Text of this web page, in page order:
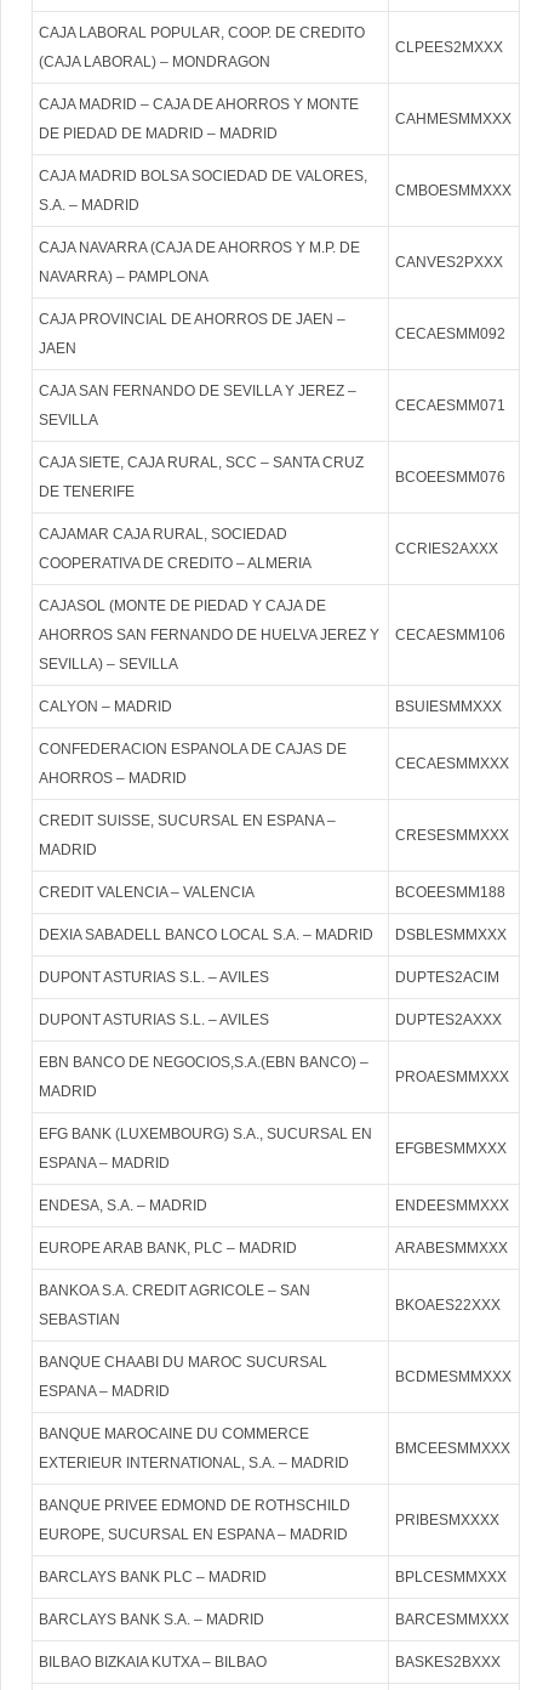
CAJA LABORAL POPULAR, COOP. DE CREDITO
(CAJA LABORAL) – MONDRAGON
CLPEES2MXXX
CAJA MADRID – CAJA DE AHORROS Y MONTE
DE PIEDAD DE MADRID – MADRID
CAHMESMMXXX
CAJA MADRID BOLSA SOCIEDAD DE VALORES,
S.A. – MADRID
CMBOESMMXXX
CAJA NAVARRA (CAJA DE AHORROS Y M.P. DE
NAVARRA) – PAMPLONA
CANVES2PXXX
CAJA PROVINCIAL DE AHORROS DE JAEN –
JAEN
CECAESMM092
CAJA SAN FERNANDO DE SEVILLA Y JEREZ –
SEVILLA
CECAESMM071
CAJA SIETE, CAJA RURAL, SCC – SANTA CRUZ
DE TENERIFE
BCOEESMM076
CAJAMAR CAJA RURAL, SOCIEDAD
COOPERATIVA DE CREDITO – ALMERIA
CCRIES2AXXX
CAJASOL (MONTE DE PIEDAD Y CAJA DE
AHORROS SAN FERNANDO DE HUELVA JEREZ Y
SEVILLA) – SEVILLA
CECAESMM106
CALYON – MADRID BSUIESMMXXX
CONFEDERACION ESPANOLA DE CAJAS DE
AHORROS – MADRID
CECAESMMXXX
CREDIT SUISSE, SUCURSAL EN ESPANA –
MADRID
CRESESMMXXX
CREDIT VALENCIA – VALENCIA BCOEESMM188
DEXIA SABADELL BANCO LOCAL S.A. – MADRID DSBLESMMXXX
DUPONT ASTURIAS S.L. – AVILES DUPTES2ACIM
DUPONT ASTURIAS S.L. – AVILES DUPTES2AXXX
EBN BANCO DE NEGOCIOS,S.A.(EBN BANCO) –
MADRID
PROAESMMXXX
EFG BANK (LUXEMBOURG) S.A., SUCURSAL EN
ESPANA – MADRID
EFGBESMMXXX
ENDESA, S.A. – MADRID ENDEESMMXXX
EUROPE ARAB BANK, PLC – MADRID ARABESMMXXX
BANKOA S.A. CREDIT AGRICOLE – SAN
SEBASTIAN
BKOAES22XXX
BANQUE CHAABI DU MAROC SUCURSAL
ESPANA – MADRID
BCDMESMMXXX
BANQUE MAROCAINE DU COMMERCE
EXTERIEUR INTERNATIONAL, S.A. – MADRID
BMCEESMMXXX
BANQUE PRIVEE EDMOND DE ROTHSCHILD
EUROPE, SUCURSAL EN ESPANA – MADRID
PRIBESMXXXX
BARCLAYS BANK PLC – MADRID BPLCESMMXXX
BARCLAYS BANK S.A. – MADRID BARCESMMXXX
BILBAO BIZKAIA KUTXA – BILBAO BASKES2BXXX